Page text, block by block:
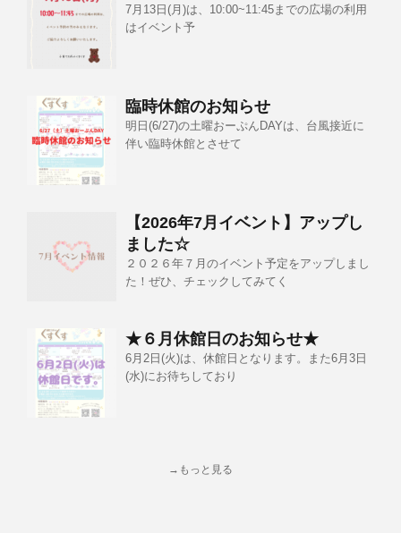
7月13日(月)は、10:00~11:45までの広場の利用
はイベント予
臨時休館のお知らせ
明日(6/27)の土曜おーぷんDAYは、台風接近に
伴い臨時休館とさせて
【2026年7月イベント】アップし
ました☆
２０２６年７月のイベント予定をアップしまし
た！ぜひ、チェックしてみてく
★６月休館日のお知らせ★
6月2日(火)は、休館日となります。また6月3日
(水)にお待ちしており
→もっと見る